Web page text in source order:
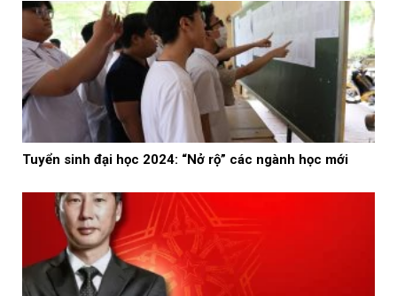
Tuyển sinh đại học 2024: “Nở rộ” các ngành học mới